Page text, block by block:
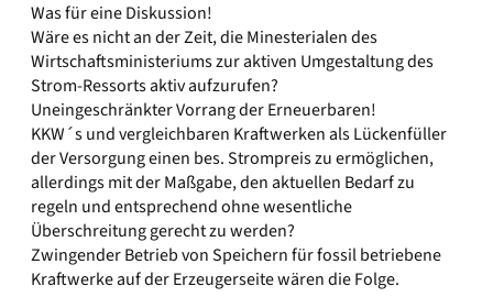
Was für eine Diskussion!
Wäre es nicht an der Zeit, die Minesterialen des
Wirtschaftsministeriums zur aktiven Umgestaltung des
Strom-Ressorts aktiv aufzurufen?
Uneingeschränkter Vorrang der Erneuerbaren!
KKW´s und vergleichbaren Kraftwerken als Lückenfüller
der Versorgung einen bes. Strompreis zu ermöglichen,
allerdings mit der Maßgabe, den aktuellen Bedarf zu
regeln und entsprechend ohne wesentliche
Überschreitung gerecht zu werden?
Zwingender Betrieb von Speichern für fossil betriebene
Kraftwerke auf der Erzeugerseite wären die Folge.